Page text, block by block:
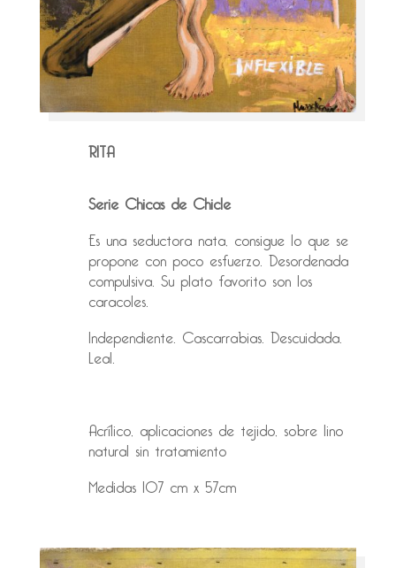
RITA
Serie Chicas de Chicle
Es una seductora nata, consigue lo que se
propone con poco esfuerzo. Desordenada
compulsiva. Su plato favorito son los
caracoles.
Independiente. Cascarrabias. Descuidada.
Leal.
Acrílico, aplicaciones de tejido, sobre lino
natural sin tratamiento
Medidas 107 cm x 57cm